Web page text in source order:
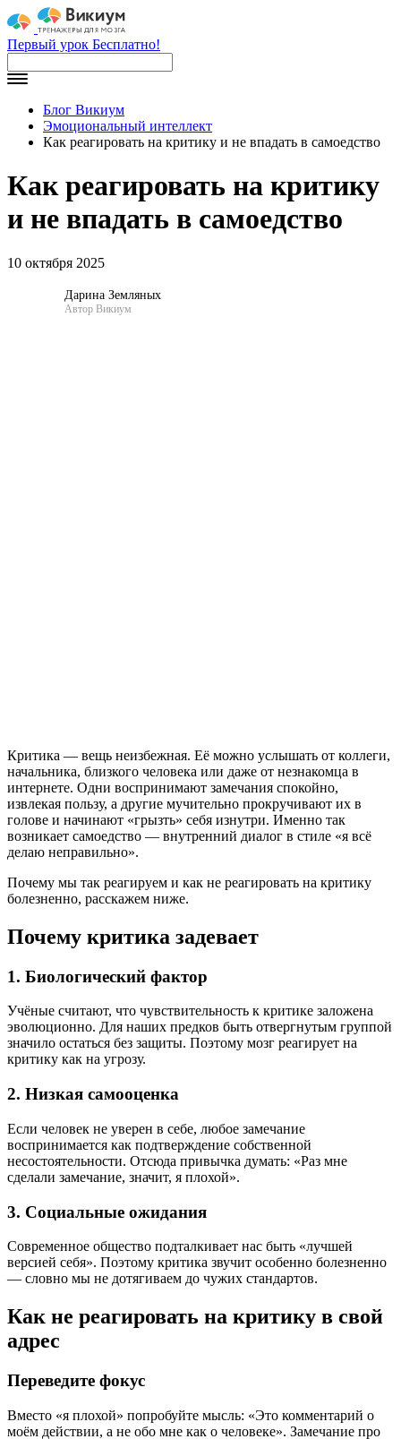
Первый урок Бесплатно!
Блог Викиум
Эмоциональный интеллект
Как реагировать на критику и не впадать в самоедство
Как реагировать на критику
и не впадать в самоедство
10 октября 2025
Дарина Земляных
Автор Викиум
Критика — вещь неизбежная. Её можно услышать от коллеги,
начальника, близкого человека или даже от незнакомца в
интернете. Одни воспринимают замечания спокойно,
извлекая пользу, а другие мучительно прокручивают их в
голове и начинают «грызть» себя изнутри. Именно так
возникает самоедство — внутренний диалог в стиле «я всё
делаю неправильно».
Почему мы так реагируем и как не реагировать на критику
болезненно, расскажем ниже.
Почему критика задевает
1. Биологический фактор
Учёные считают, что чувствительность к критике заложена
эволюционно. Для наших предков быть отвергнутым группой
значило остаться без защиты. Поэтому мозг реагирует на
критику как на угрозу.
2. Низкая самооценка
Если человек не уверен в себе, любое замечание
воспринимается как подтверждение собственной
несостоятельности. Отсюда привычка думать: «Раз мне
сделали замечание, значит, я плохой».
3. Социальные ожидания
Современное общество подталкивает нас быть «лучшей
версией себя». Поэтому критика звучит особенно болезненно
— словно мы не дотягиваем до чужих стандартов.
Как не реагировать на критику в свой
адрес
Переведите фокус
Вместо «я плохой» попробуйте мысль: «Это комментарий о
моём действии, а не обо мне как о человеке». Замечание про